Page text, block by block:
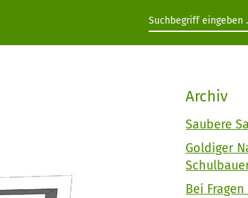
Suchbegriff
Archiv
Saubere
Goldiger
Bei